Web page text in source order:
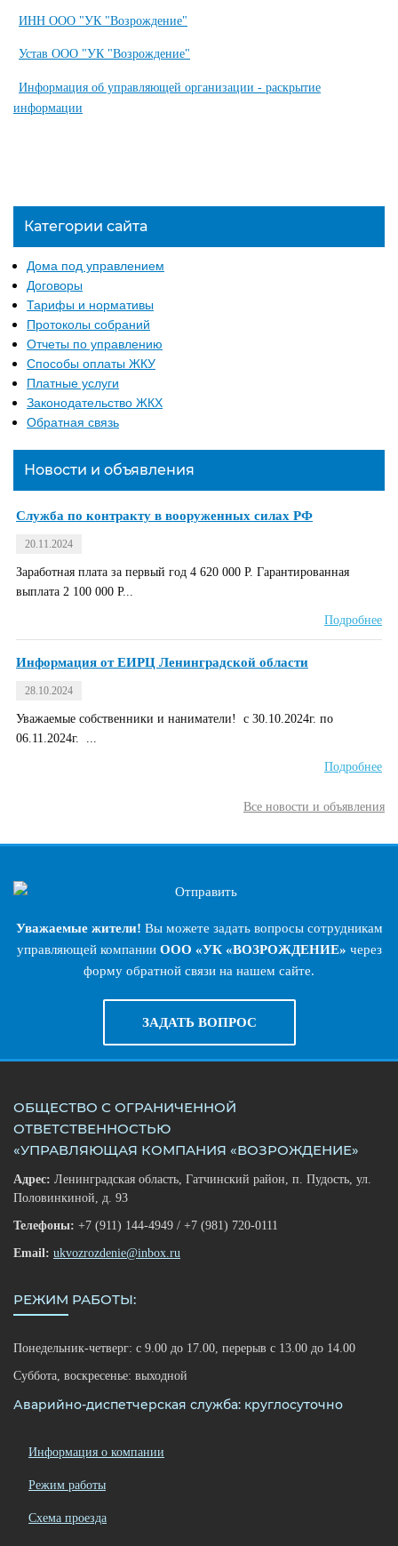
ИНН ООО "УК "Возрождение"
Устав ООО "УК "Возрождение"
Информация об управляющей организации - раскрытие
информации
Категории сайта
Дома под управлением
Договоры
Тарифы и нормативы
Протоколы собраний
Отчеты по управлению
Способы оплаты ЖКУ
Платные услуги
Законодательство ЖКХ
Обратная связь
Новости и объявления
Служба по контракту в вооруженных силах РФ
20.11.2024
Заработная плата за первый год 4 620 000 Р. Гарантированная
выплата 2 100 000 Р...
Подробнее
Информация от ЕИРЦ Ленинградской области
28.10.2024
Уважаемые собственники и наниматели! с 30.10.2024г. по
06.11.2024г. ...
Подробнее
Все новости и объявления
Уважаемые жители! Вы можете задать вопросы сотрудникам
управляющей компании ООО «УК «ВОЗРОЖДЕНИЕ» через
форму обратной связи на нашем сайте.
ЗАДАТЬ ВОПРОС
ОБЩЕСТВО С ОГРАНИЧЕННОЙ
ОТВЕТСТВЕННОСТЬЮ
«УПРАВЛЯЮЩАЯ КОМПАНИЯ «ВОЗРОЖДЕНИЕ»
Адрес: Ленинградская область, Гатчинский район, п. Пудость, ул.
Половинкиной, д. 93
Телефоны: +7 (911) 144-4949 / +7 (981) 720-0111
Email: ukvozrozdenie@inbox.ru
РЕЖИМ РАБОТЫ:
Понедельник-четверг: с 9.00 до 17.00, перерыв с 13.00 до 14.00
Суббота, воскресенье: выходной
Аварийно-диспетчерская служба: круглосуточно
Информация о компании
Режим работы
Схема проезда